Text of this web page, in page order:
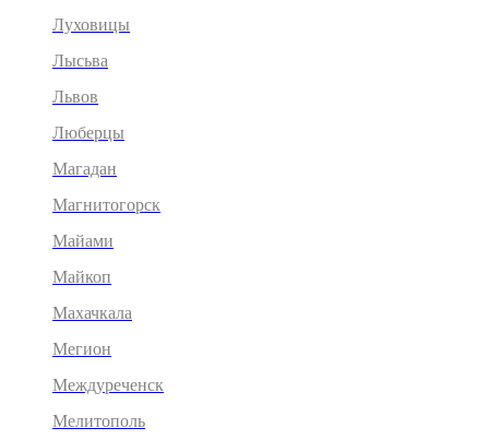
Луховицы
Лысьва
Львов
Люберцы
Магадан
Магнитогорск
Майами
Майкоп
Махачкала
Мегион
Междуреченск
Мелитополь